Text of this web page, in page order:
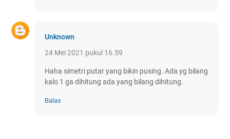
Unknown
24 Mei 2021 pukul 16.59
Haha simetri putar yang bikin pusing. Ada yg bilang
kalo 1 ga dihitung ada yang bilang dihitung.
Balas